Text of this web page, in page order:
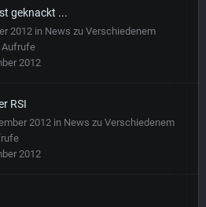
geknackt ...
2012 in News zu Verschiedenem
Aufrufe
2012
RSI
2012 in News zu Verschiedenem
2012